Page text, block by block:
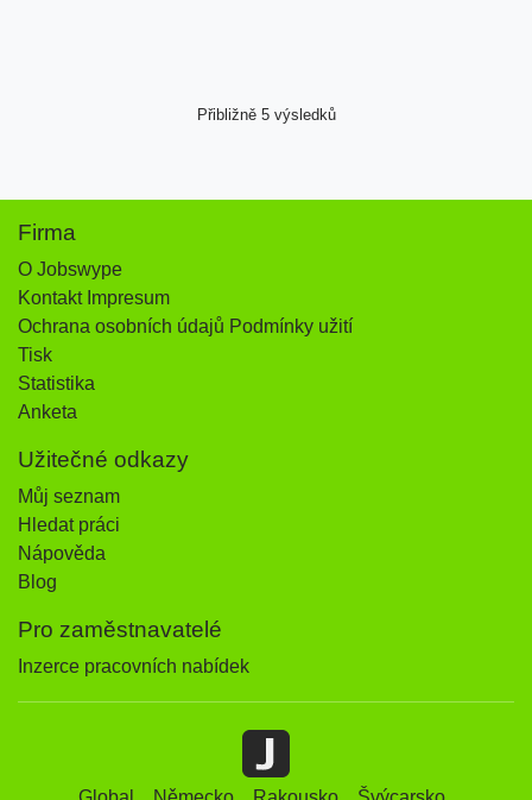
Přibližně 5 výsledků
Firma
O Jobswype
Kontakt Impresum
Ochrana osobních údajů Podmínky užití
Tisk
Statistika
Anketa
Užitečné odkazy
Můj seznam
Hledat práci
Nápověda
Blog
Pro zaměstnavatelé
Inzerce pracovních nabídek